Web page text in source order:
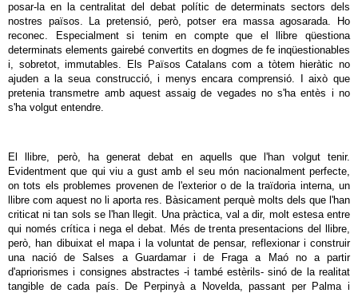
posar-la en la centralitat del debat polític de determinats sectors dels
nostres països. La pretensió, però, potser era massa agosarada. Ho
reconec. Especialment si tenim en compte que el llibre qüestiona
determinats elements gairebé convertits en dogmes de fe inqüestionables
i, sobretot, immutables. Els Països Catalans com a tòtem hieràtic no
ajuden a la seua construcció, i menys encara comprensió. I això que
pretenia transmetre amb aquest assaig de vegades no s'ha entès i no
s'ha volgut entendre.
El llibre, però, ha generat debat en aquells que l'han volgut tenir.
Evidentment que qui viu a gust amb el seu món nacionalment perfecte,
on tots els problemes provenen de l'exterior o de la traïdoria interna, un
llibre com aquest no li aporta res. Bàsicament perquè molts dels que l'han
criticat ni tan sols se l'han llegit. Una pràctica, val a dir, molt estesa entre
qui només crítica i nega el debat. Més de trenta presentacions del llibre,
però, han dibuixat el mapa i la voluntat de pensar, reflexionar i construir
una nació de Salses a Guardamar i de Fraga a Maó no a partir
d'apriorismes i consignes abstractes -i també estèrils- sinó de la realitat
tangible de cada país. De Perpinyà a Novelda, passant per Palma i